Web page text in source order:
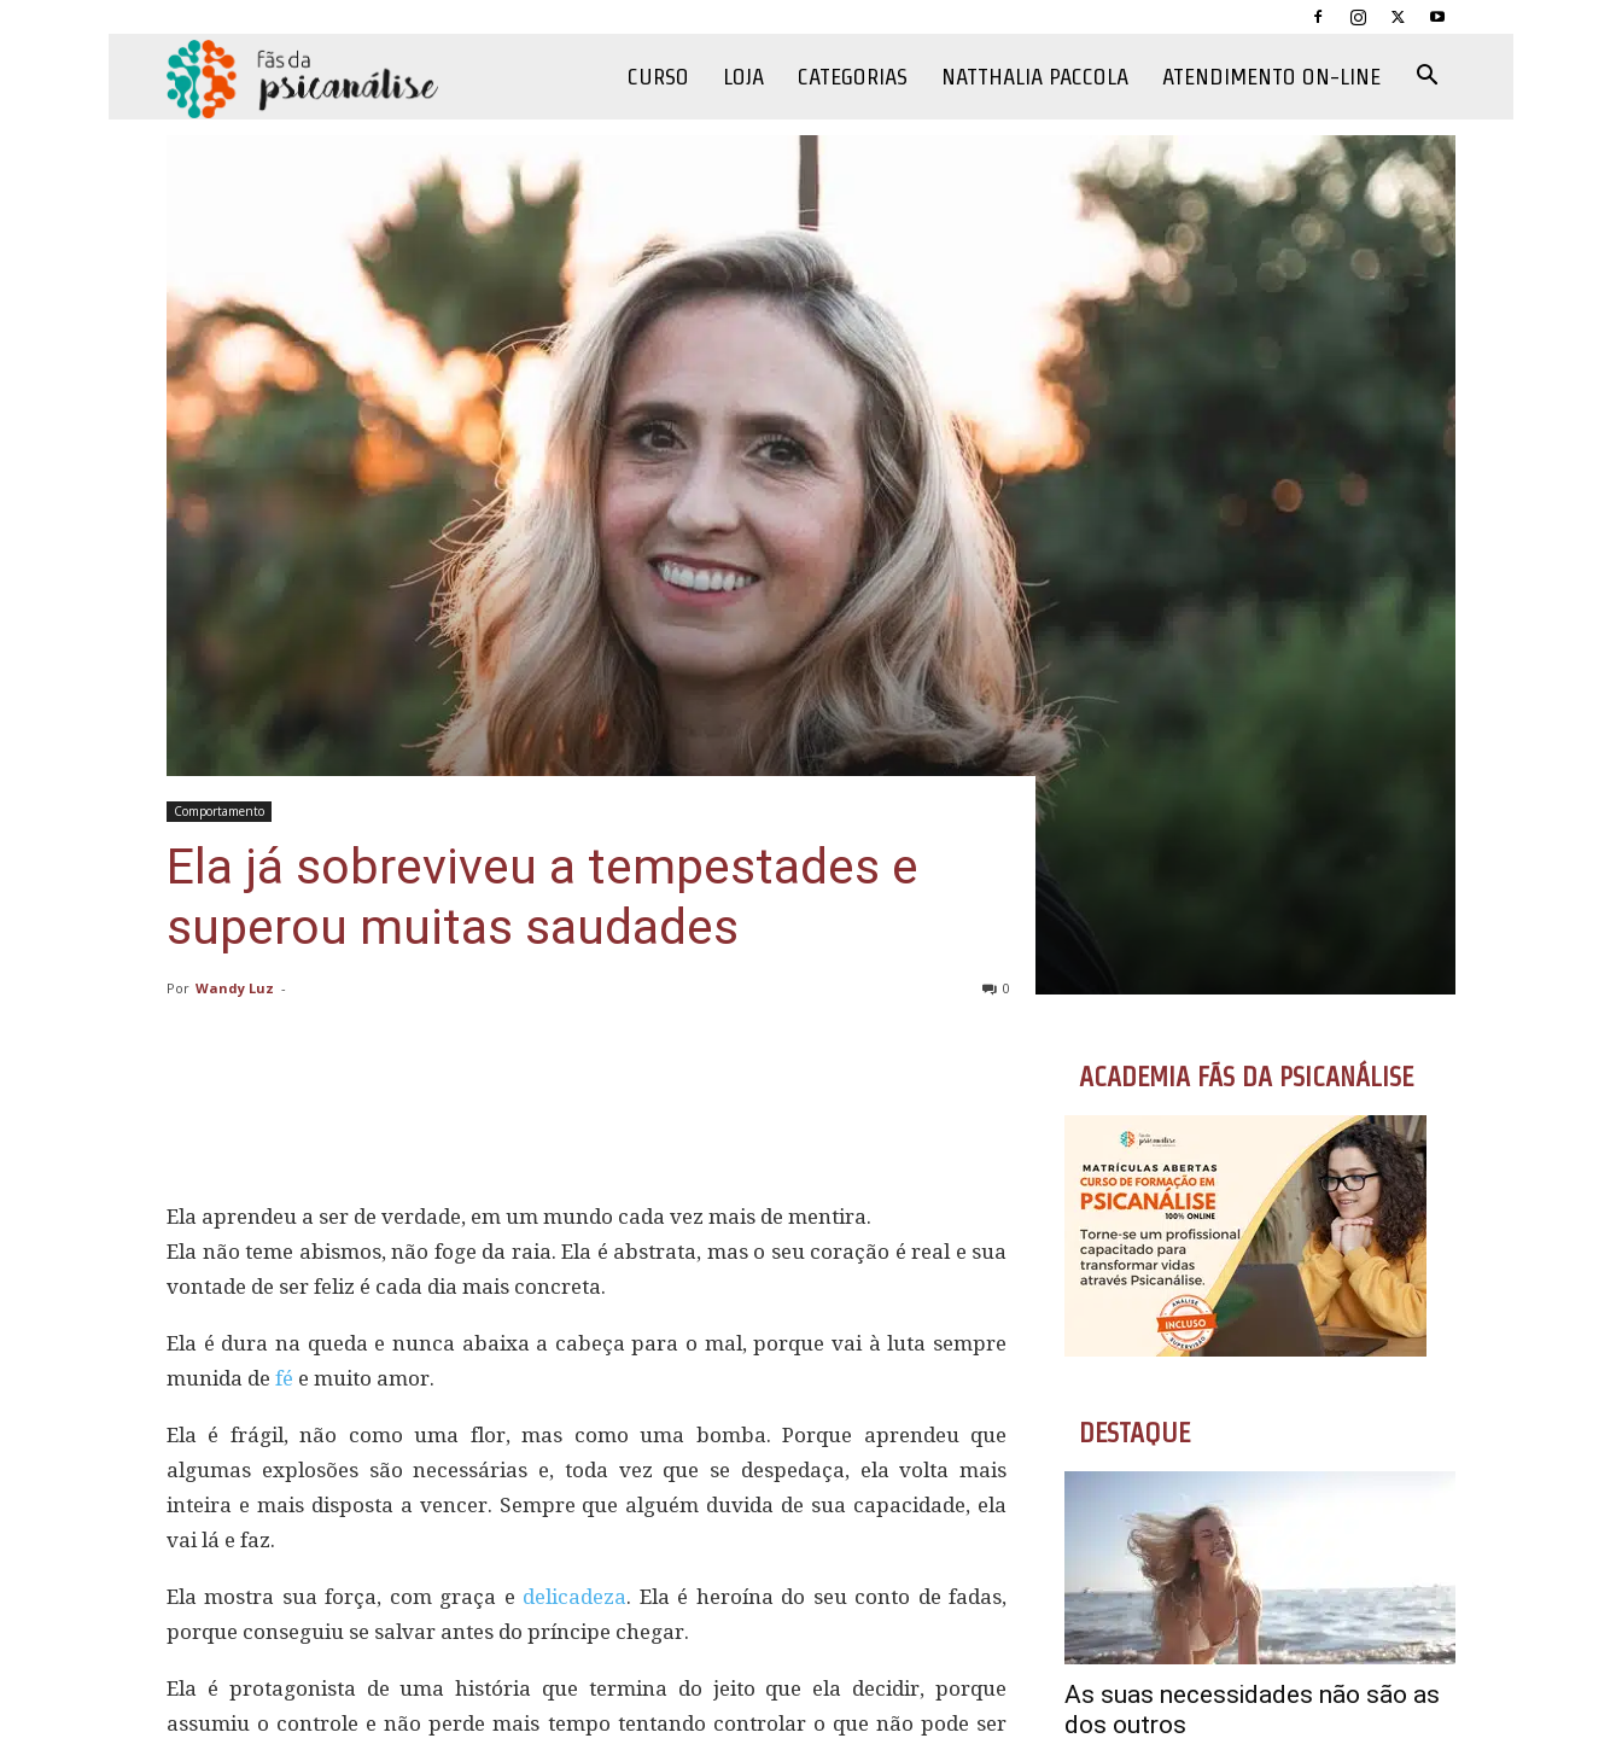
da
Psicanálise
CURSO LOJA CATEGORIAS NATTHALIA PACCOLA ATENDIMENTO ON-LINE
Comportamento
Ela já sobreviveu a tempestades e
superou muitas saudades
Por Wandy Luz - 0
Ela aprendeu a ser de verdade, em um mundo cada vez mais de mentira.
Ela não teme abismos, não foge da raia. Ela é abstrata, mas o seu coração é real e sua
vontade de ser feliz é cada dia mais concreta.
Ela é dura na queda e nunca abaixa a cabeça para o mal, porque vai à luta sempre
munida de fé e muito amor.
Ela é frágil, não como uma flor, mas como uma bomba. Porque aprendeu que
algumas explosões são necessárias e, toda vez que se despedaça, ela volta mais
inteira e mais disposta a vencer. Sempre que alguém duvida de sua capacidade, ela
vai lá e faz.
Ela mostra sua força, com graça e delicadeza. Ela é heroína do seu conto de fadas,
porque conseguiu se salvar antes do príncipe chegar.
Ela é protagonista de uma história que termina do jeito que ela decidir, porque
assumiu o controle e não perde mais tempo tentando controlar o que não pode ser
ACADEMIA FÃS DA PSICANÁLISE
DESTAQUE
As suas necessidades não são as
dos outros